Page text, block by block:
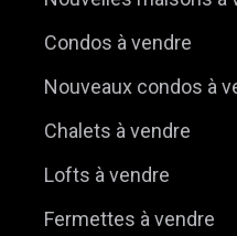
Condos à vendre
Nouveaux condos à
Chalets à vendre
Lofts à vendre
Fermettes à vendre